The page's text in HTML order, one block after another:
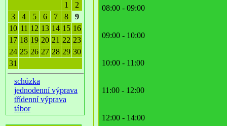
1
2
3
4 5 6 7 8
9
10 11 12 13 14 15 16
17 18 19 20 21 22 23
24 25 26 27 28 29 30
31
schůzka
jednodenní výprava
třídenní výprava
tábor
08:00 - 09:00
09:00 - 10:00
10:00 - 11:00
11:00 - 12:00
12:00 - 14:00